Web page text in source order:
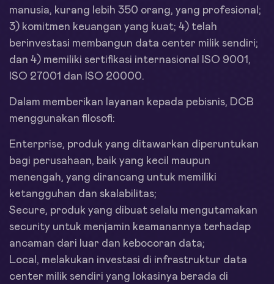
manusia, kurang lebih 350 orang, yang profesional;
3) komitmen keuangan yang kuat; 4) telah
berinvestasi membangun data center milik sendiri;
dan 4) memiliki sertifikasi internasional ISO 9001,
ISO 27001 dan ISO 20000.
Dalam memberikan layanan kepada pebisnis, DCB
menggunakan filosofi:
Enterprise, produk yang ditawarkan diperuntukan
bagi perusahaan, baik yang kecil maupun
menengah, yang dirancang untuk memiliki
ketangguhan dan skalabilitas;
Secure, produk yang dibuat selalu mengutamakan
security untuk menjamin keamanannya terhadap
ancaman dari luar dan kebocoran data;
Local, melakukan investasi di infrastruktur data
center milik sendiri yang lokasinya berada di